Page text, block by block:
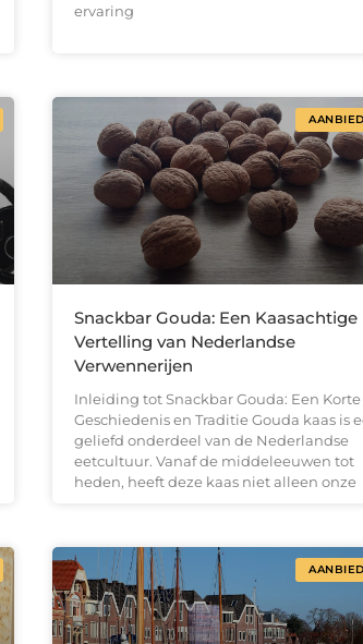
ervaring
Snackbar Gouda: Een Kaasachtige
Vertelling van Nederlandse
Verwennerijen
Inleiding tot Snackbar Gouda: Een Korte
Geschiedenis en Traditie Gouda kaas is
geliefd onderdeel van de Nederlandse
eetcultuur. Vanaf de middeleeuwen tot
heden, heeft deze kaas niet alleen onze